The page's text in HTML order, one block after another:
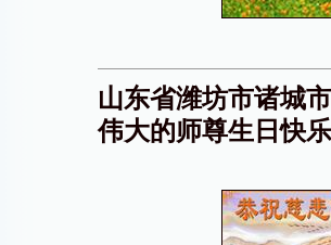
山东省潍坊市诸城
伟大的师尊生日快乐